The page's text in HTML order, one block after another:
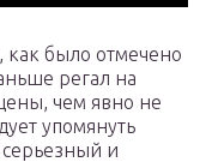
было отмечено
регал на
чем явно не
упомянуть
и